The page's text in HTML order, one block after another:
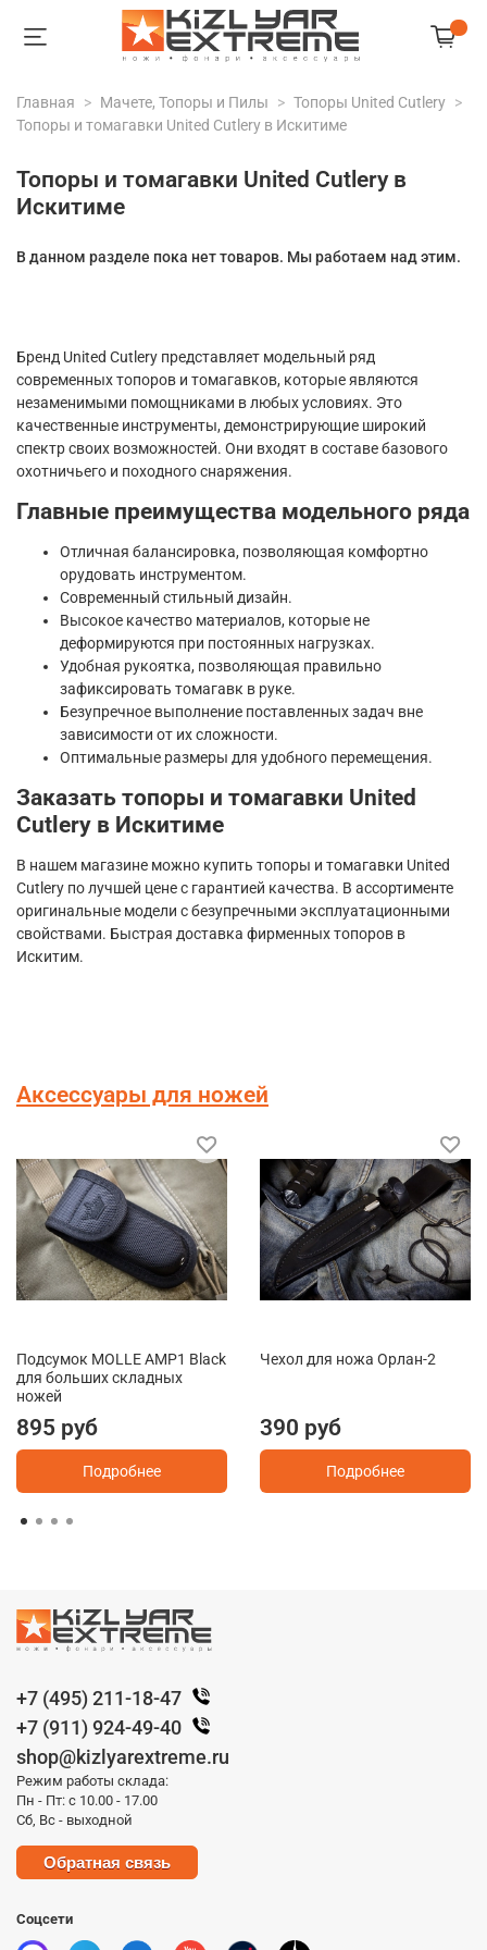
Главная Мачете, Топоры и Пилы
Топоры United Cutlery
Топоры и томагавки United Cutlery в Искитиме
Топоры и томагавки United Cutlery в
Искитиме
В данном разделе пока нет товаров. Мы работаем над этим.
Бренд United Cutlery представляет модельный ряд
современных топоров и томагавков, которые являются
незаменимыми помощниками в любых условиях. Это
качественные инструменты, демонстрирующие широкий
спектр своих возможностей. Они входят в составе базового
охотничьего и походного снаряжения.
Главные преимущества модельного ряда
Отличная балансировка, позволяющая комфортно
орудовать инструментом.
Современный стильный дизайн.
Высокое качество материалов, которые не
деформируются при постоянных нагрузках.
Удобная рукоятка, позволяющая правильно
зафиксировать томагавк в руке.
Безупречное выполнение поставленных задач вне
зависимости от их сложности.
Оптимальные размеры для удобного перемещения.
Заказать топоры и томагавки United
Cutlery в Искитиме
В нашем магазине можно купить топоры и томагавки United
Cutlery по лучшей цене с гарантией качества. В ассортименте
оригинальные модели с безупречными эксплуатационными
свойствами. Быстрая доставка фирменных топоров в
Искитим.
Аксессуары для ножей
Подсумок MOLLE AMP1 Black
для больших складных
ножей
895 руб
Подробнее
Чехол для ножа Орлан-2
390 руб
Подробнее
+7 (495) 211-18-47
+7 (911) 924-49-40
shop@kizlyarextreme.ru
Режим работы склада:
Пн - Пт: с 10.00 - 17.00
Сб, Вс - выходной
Обратная связь
Соцсети